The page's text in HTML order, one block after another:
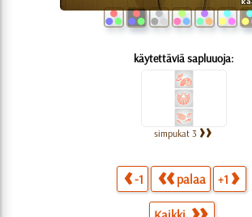
käytettäviä sapluuoja:
simpukat 3
-1 palaa +1